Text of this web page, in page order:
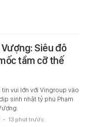
Siêu đô
tầm cỡ thế
tin vui lớn với Vingroup vào
sinh nhật tỷ phú Phạm
- 13 phút trước